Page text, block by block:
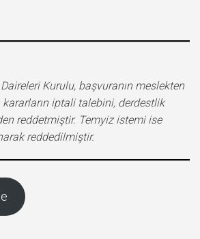
Kurulu, başvuranın meslekten
kararların iptali talebini, derdestlik
reddetmiştir. Temyiz istemi ise
reddedilmiştir.